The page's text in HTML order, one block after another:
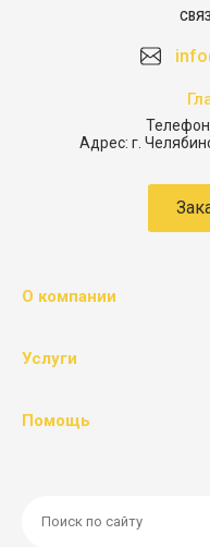
Адрес: г.
О компании
Услуги
Помощь